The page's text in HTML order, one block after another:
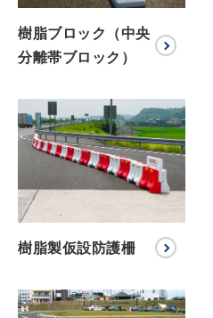
樹脂ブロック（中央
分離帯ブロック）
樹脂製仮設防護柵